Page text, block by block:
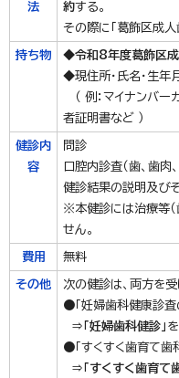
法
約する。
その際に「葛飾区成人
持ち物 ◆令和8年度葛飾区
◆現住所・氏名・生年
（ 例：マイナンバー
者証明書など ）
健診内
容
問診
口腔内診査（歯、歯肉
健診結果の説明及び
※本健診には治療等（
せん。
費用 無料
その他
次の健診は、両方を
●「妊婦歯科健康診査
⇒ 「妊婦歯科健診」
●「すくすく歯育て歯
⇒ 「すくすく歯育て